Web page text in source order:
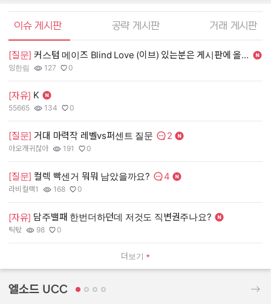
엘소드 커뮤니티
이슈 게시판 공략 게시판 거래 게시판
더보기
[질문] 커스텀 메이즈 Blind Love (이브) 있는분은 게시판에 올려주세여
작성자:
잉한림
조회수:
127
추천수:
0
[자유] K
작성자:
55665
조회수:
134
추천수:
0
[질문] 거대 마력작 레벨vs퍼센트 질문 댓글수:
2
작성자:
아오개귀찮아
조회수:
191
추천수:
0
[질문] 컬렉 빡센거 뭐뭐 남았을까요? 댓글수:
4
작성자:
라비컬랙1
조회수:
168
추천수:
0
[자유] 담주밸패 한번더하던데 저것도 직변권주나요?
작성자:
틱탃
조회수:
98
추천수:
0
엘소드 UCC